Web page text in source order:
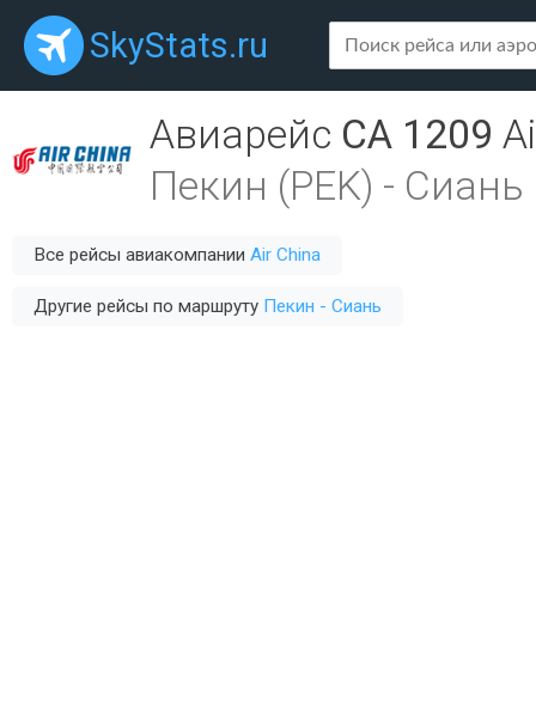
SkyStats.ru
Авиарейс CA 1209
Пекин (PEK) - Сиань
Все рейсы авиакомпании Air China
Другие рейсы по маршруту Пекин - Сиань